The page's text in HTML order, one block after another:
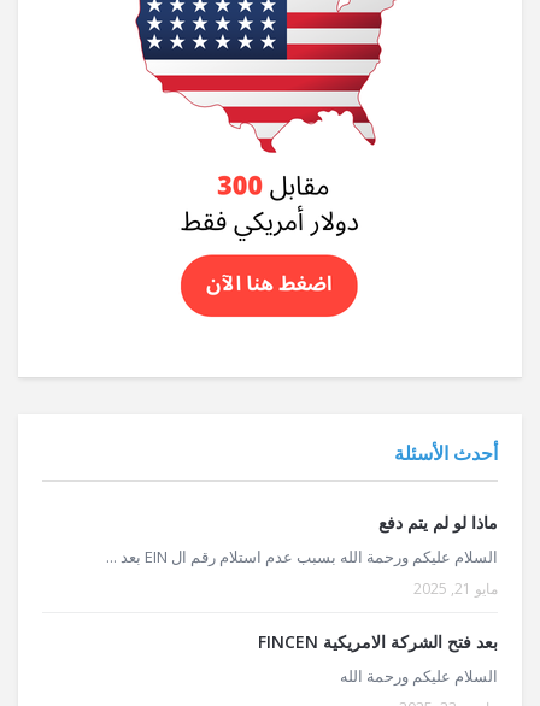
أحدث الأسئلة
ماذا لو لم يتم دفع
السلام عليكم ورحمة الله بسبب عدم استلام رقم ال EIN بعد ...
مايو 21, 2025
بعد فتح الشركة الامريكية FINCEN
السلام عليكم ورحمة الله